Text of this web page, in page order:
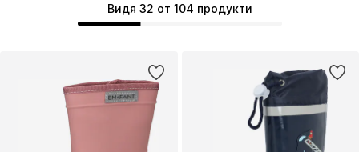
Видя 32 от 104 продукти